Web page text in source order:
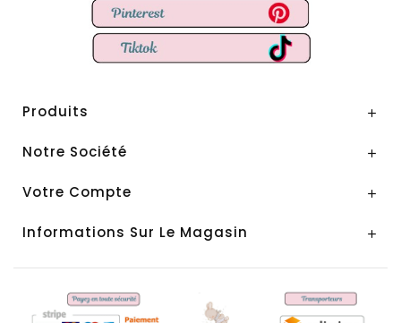
Produits 
Notre Société 
Votre Compte 
Informations Sur Le Magasin 